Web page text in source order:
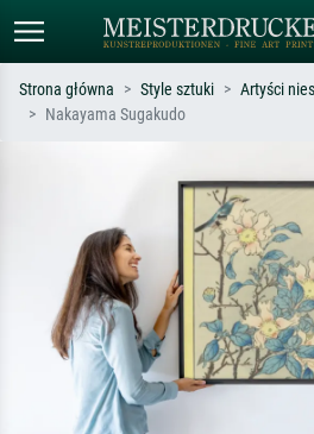
Monet, Gwiaździsta noc,
impresjonizm, fala Hokusaia, akt.
Strona główna Style sztuki
Artyści
Nakayama Sugakudo